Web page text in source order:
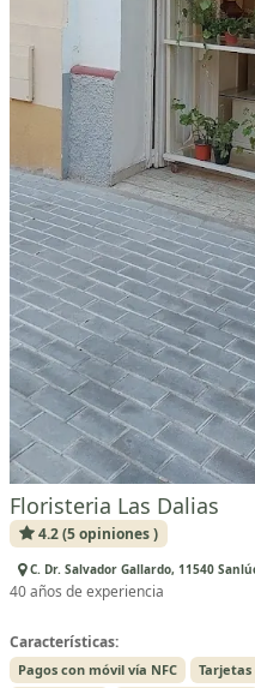
Floristeria Las Dalias
4.2 (5 opiniones )
C. Dr. Salvador Gallardo, 11540
40 años de experiencia
Características:
Pagos con móvil vía NFC